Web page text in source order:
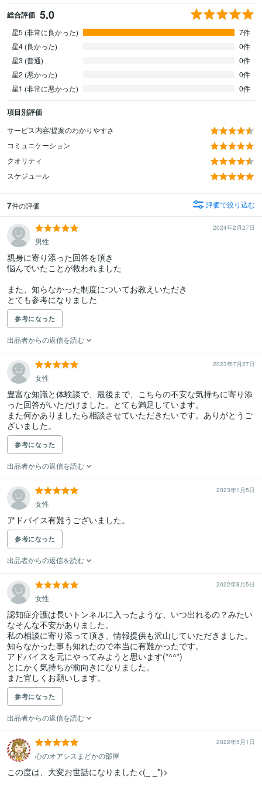
総合評価 5.0
星5 (非常に良かった)
7件
星4 (良かった)
0件
星3 (普通)
0件
星2 (悪かった)
0件
星1 (非常に悪かった)
0件
項目別評価
サービス内容/提案のわかりやすさ
コミュニケーション
クオリティ
スケジュール
7件の評価 評価で絞り込む
2024年2月27日
男性
親身に寄り添った回答を頂き
悩んでいたことが救われました
また、知らなかった制度についてお教えいただき
とても参考になりました
参考になった
出品者からの返信を読む
2023年7月27日
女性
豊富な知識と体験談で、最後まで、こちらの不安な気持ちに寄り添
った回答がいただけました。とても満足しています。
また何かありましたら相談させていただきたいです。ありがとうご
参考になった
出品者からの返信を読む
2023年1月5日
女性
アドバイス有難うございました。
参考になった
出品者からの返信を読む
2022年8月5日
女性
認知症介護は長いトンネルに入ったような、いつ出れるの？みたい
なそんな不安がありました。
私の相談に寄り添って頂き、情報提供も沢山していただきました。
知らなかった事も知れたので本当に有難かったです。
アドバイスを元にやってみようと思います(*^^*)
とにかく気持ちが前向きになりました。
また宜しくお願いします。
参考になった
出品者からの返信を読む
2022年5月1日
心のオアシスまどかの部屋
この度は、大変お世話になりました<(_ _*)>